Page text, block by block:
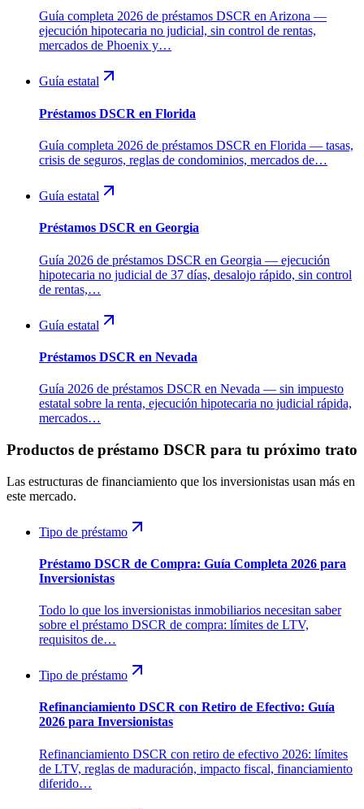
Guía completa 2026 de préstamos DSCR en Arizona —
ejecución hipotecaria no judicial, sin control de rentas,
mercados de Phoenix y…
Guía estatal
Préstamos DSCR en Florida
Guía completa 2026 de préstamos DSCR en Florida — tasas,
crisis de seguros, reglas de condominios, mercados de…
Guía estatal
Préstamos DSCR en Georgia
Guía 2026 de préstamos DSCR en Georgia — ejecución
hipotecaria no judicial de 37 días, desalojo rápido, sin control
de rentas,…
Guía estatal
Préstamos DSCR en Nevada
Guía 2026 de préstamos DSCR en Nevada — sin impuesto
estatal sobre la renta, ejecución hipotecaria no judicial rápida,
mercados…
Productos de préstamo DSCR para tu próximo trato
Las estructuras de financiamiento que los inversionistas usan más en
este mercado.
Tipo de préstamo
Préstamo DSCR de Compra: Guía Completa 2026 para
Inversionistas
Todo lo que los inversionistas inmobiliarios necesitan saber
sobre el préstamo DSCR de compra: límites de LTV,
requisitos de…
Tipo de préstamo
Refinanciamiento DSCR con Retiro de Efectivo: Guía
2026 para Inversionistas
Refinanciamiento DSCR con retiro de efectivo 2026: límites
de LTV, reglas de maduración, impacto fiscal, financiamiento
diferido…